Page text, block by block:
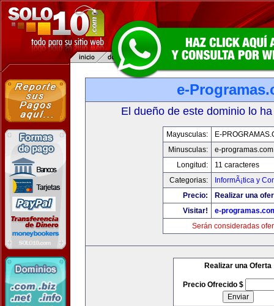
e-
El dueño de este dominio lo
Mayusculas:
E-
Minusculas:
e-programas.com
Longitud:
11 caracteres
Categorias:
InformÃ¡tica y
Precio:
Realizar una
Visitar!
e-
Serán consideradas
Realizar una Oferta
Precio Ofrecido $